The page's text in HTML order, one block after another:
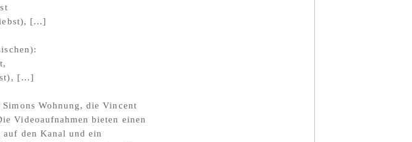
[...]
[…]
Wohnung, die Vincent
Videoaufnahmen bieten einen
auf den Kanal und ein